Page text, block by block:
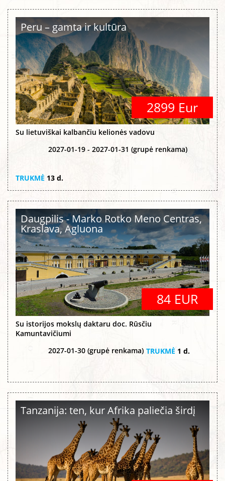
Peru – gamta ir kultūra
2899 Eur
Su lietuviškai kalbančiu kelionės vadovu
2027-01-19 - 2027-01-31 (grupė renkama)
TRUKMĖ 13 d.
Daugpilis - Marko Rotko Meno Centras,
Kraslava, Agluona
84 EUR
Su istorijos mokslų daktaru doc. Rūsčiu
Kamuntavičiumi
2027-01-30 (grupė renkama) TRUKMĖ 1 d.
Tanzanija: ten, kur Afrika paliečia širdį